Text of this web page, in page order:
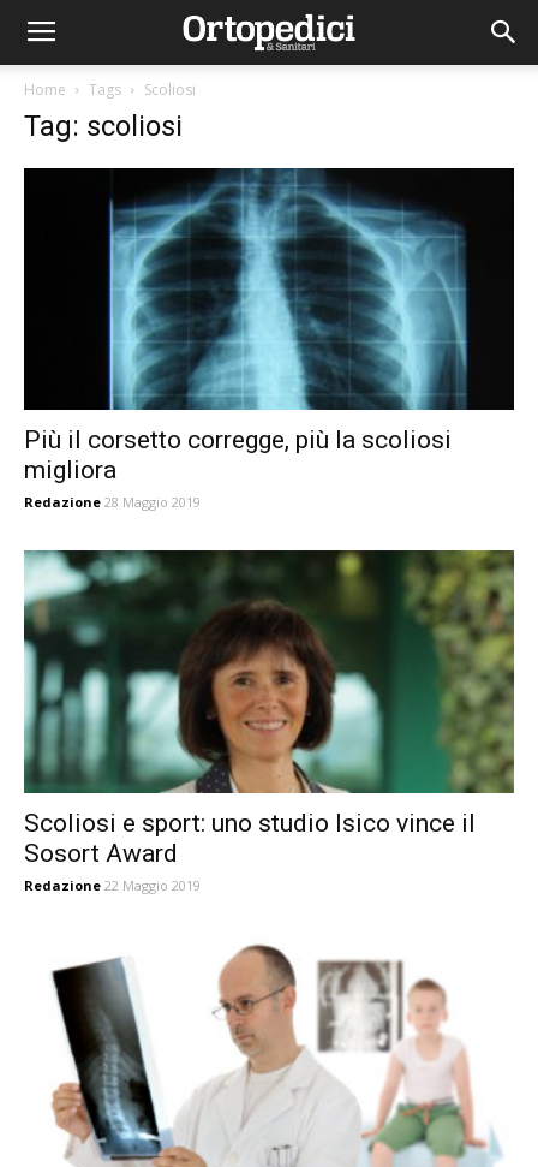
Home Tags Scoliosi
Tag: scoliosi
Più il corsetto corregge, più la scoliosi
migliora
Redazione 28 Maggio 2019
Scoliosi e sport: uno studio Isico vince il
Sosort Award
Redazione 22 Maggio 2019